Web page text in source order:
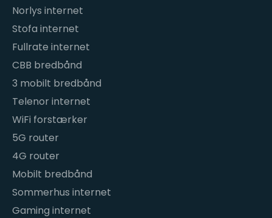
Norlys internet
Stofa internet
Fullrate internet
CBB bredbånd
3 mobilt bredbånd
Telenor internet
WiFi forstærker
5G router
4G router
Mobilt bredbånd
Sommerhus internet
Gaming internet